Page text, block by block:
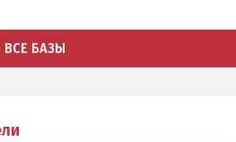
ВСЕ БАЗЫ